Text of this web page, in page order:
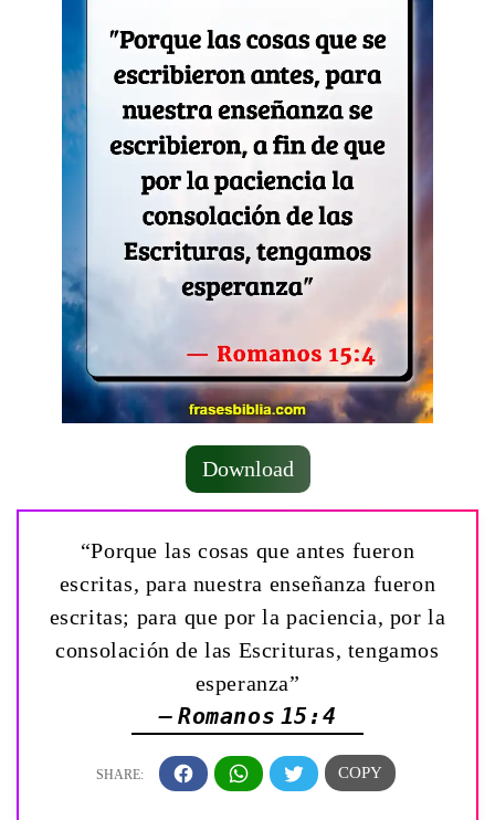
Download
“Porque las cosas que antes fueron
escritas, para nuestra enseñanza fueron
escritas; para que por la paciencia, por la
consolación de las Escrituras, tengamos
esperanza”
— Romanos 15:4